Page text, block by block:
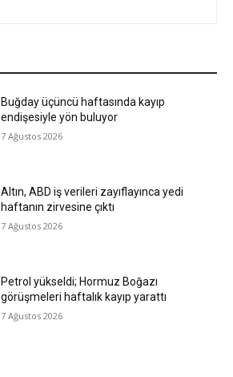
Buğday üçüncü haftasında kayıp
endişesiyle yön buluyor
7 Ağustos 2026
Altın, ABD iş verileri zayıflayınca yedi
haftanın zirvesine çıktı
7 Ağustos 2026
Petrol yükseldi; Hormuz Boğazı
görüşmeleri haftalık kayıp yarattı
7 Ağustos 2026